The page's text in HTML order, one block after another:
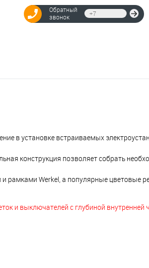
Обратный
звонок
в установке встраиваемых
конструкция позволяет собрать
Werkel, а популярные цветовые
и выключателей с глубиной внутренней